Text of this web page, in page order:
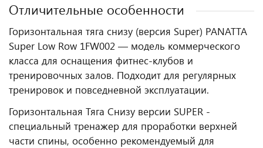
Отличительные особенности
Горизонтальная тяга снизу (версия Super) PANATTA
Super Low Row 1FW002 — модель коммерческого
класса для оснащения фитнес‑клубов и
тренировочных залов. Подходит для регулярных
тренировок и повседневной эксплуатации.
Горизонтальная Тяга Снизу версии SUPER -
специальный тренажер для проработки верхней
части спины, особенно рекомендуемый для